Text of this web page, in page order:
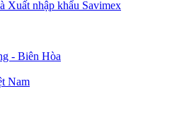
Xuất nhập khẩu Savimex
- Biên Hòa
Nam